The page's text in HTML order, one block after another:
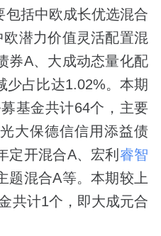
括中欧成长优选混合
潜力价值灵活配置混
券A、大成动态量化配
少占比达1.02%。本期
基金共计64个，主要
大保德信信用添益债
定开混合A、宏利 睿智
题混合A等。本期较上
共计1个，即大成元合